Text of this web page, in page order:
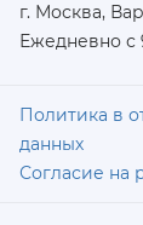
г. Москва,
Ежедневно с
Политика в
данных
Согласие на